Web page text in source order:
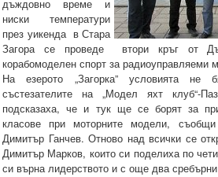
дъждовно време и
ниски температури
през уикенда в Стара
Загора се проведе втори кръг от
корабомоделен спорт за радиоуправляеми
На езерото „Загорка” условията не
състезателите на „Модел яхт клуб“-
подсказаха, че и тук ще се борят за
класове при моторните модели,
Димитър Ганчев. Отново над всички се
Димитър Марков, които си поделиха по
си върна лидерството и с още два